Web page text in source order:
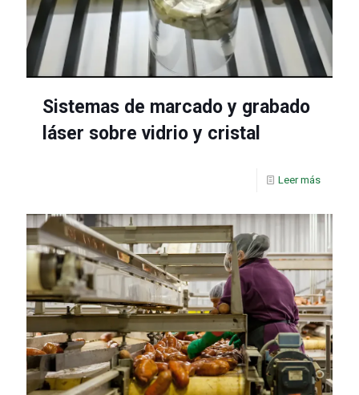
Sistemas de marcado y grabado
láser sobre vidrio y cristal
Leer más